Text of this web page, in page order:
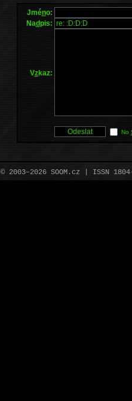
Jméno:
Nadpis:
Vzkaz:
No
© 2003–2026 SOOM.cz | ISSN